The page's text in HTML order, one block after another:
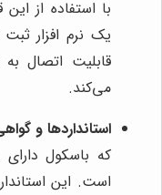
با استفاده از
یک نرم افزار
قابلیت اتصال به
می‌کند.
استانداردها و
که باسکول دارای
است. این